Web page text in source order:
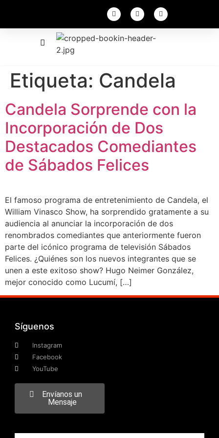
Etiqueta: Candela
Candela Sorprende con la
Incorporación de Dos
Destacados Comediantes
de Sábados Felices
El famoso programa de entretenimiento de Candela, el
William Vinasco Show, ha sorprendido gratamente a su
audiencia al anunciar la incorporación de dos
renombrados comediantes que anteriormente fueron
parte del icónico programa de televisión Sábados
Felices. ¿Quiénes son los nuevos integrantes que se
unen a este exitoso show? Hugo Neimer González,
mejor conocido como Lucumí, […]
Síguenos
Instagram
Facebook
YouTube
Envíanos un
Mensaje